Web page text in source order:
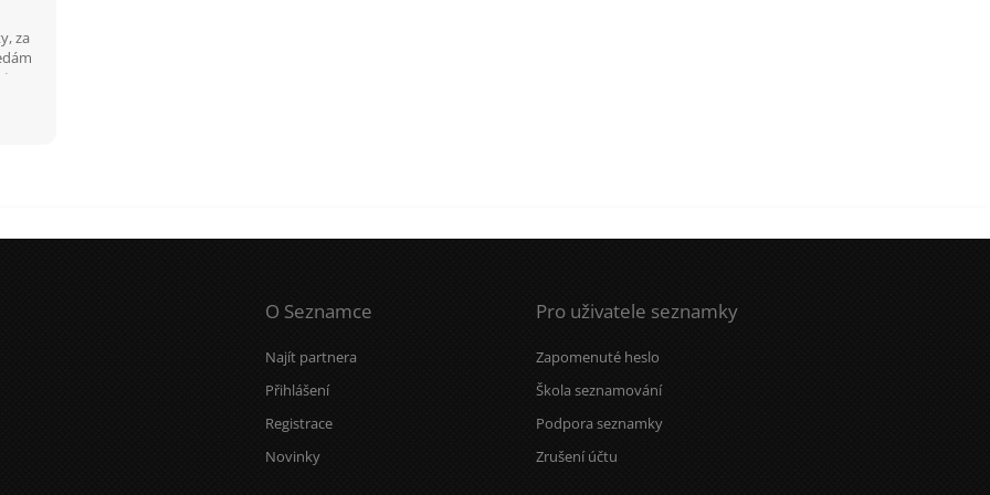
za
O Seznamce
Najít partnera
Přihlášení
Registrace
Novinky
Pro uživatele seznamky
Zapomenuté heslo
Škola seznamování
Podpora seznamky
Zrušení účtu